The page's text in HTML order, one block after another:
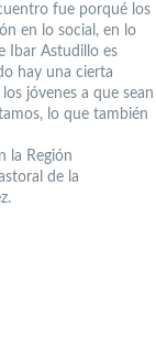
fue porqué los
en lo social, en lo
Ibar Astudillo es
hay una cierta
jóvenes a que sean
lo que también
la Región
de la